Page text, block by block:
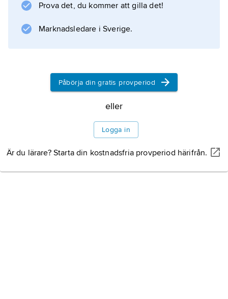
(född 1944) är violoncellist och verksam som
kammarmusiker och som konsertmästare i
Sjællands symfoniorkester.
Information om artikeln
Prova det, du kommer att gilla det!
Marknadsledare i Sverige.
Påbörja din gratis provperiod
eller
Logga in
Är du lärare? Starta din kostnadsfria provperiod härifrån.